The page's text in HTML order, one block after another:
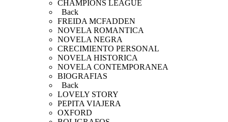
CHAMPIONS LEAGUE
Back
FREIDA MCFADDEN
NOVELA ROMANTICA
NOVELA NEGRA
CRECIMIENTO PERSONAL
NOVELA HISTORICA
NOVELA CONTEMPORANEA
BIOGRAFIAS
Back
LOVELY STORY
PEPITA VIAJERA
OXFORD